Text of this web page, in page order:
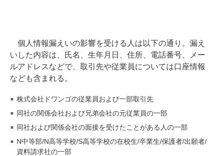
個人情報漏えいの影響を受ける人は以下の通り。漏え
いした内容は、氏名、生年月日、住所、電話番号、メー
ルアドレスなどで、取引先や従業員については口座情報
なども含まれる。
株式会社ドワンゴの従業員および一部取引先
同社の関係会社および兄弟会社の元従業員の一部
同社および関係会社の面接を受けたことがある人の一部
N中等部/N高等学校/S高等学校の在校生/卒業生/保護者/出願者/
資料請求社の一部